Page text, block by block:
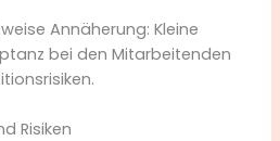
Annäherung: Kleine
bei den Mitarbeitenden
Risiken